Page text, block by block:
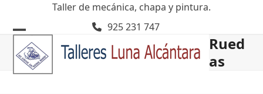
content
Taller de mecánica, chapa y pintura.
925 231 747
Open
mobile
Close
mobile
Rued
as